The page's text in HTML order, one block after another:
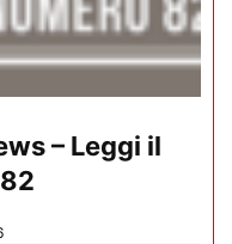
– Leggi il